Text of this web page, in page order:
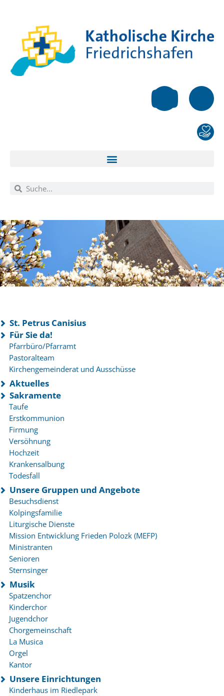
St. Petrus Canisius
Für Sie da!
Pfarrbüro/Pfarramt
Pastoralteam
Kirchengemeinderat und Ausschüsse
Aktuelles
Sakramente
Taufe
Erstkommunion
Firmung
Versöhnung
Hochzeit
Krankensalbung
Todesfall
Unsere Gruppen und Angebote
Besuchsdienst
Kolpingsfamilie
Liturgische Dienste
Mission Entwicklung Frieden Polozk (MEFP)
Ministranten
Senioren
Sternsinger
Musik
Spatzenchor
Kinderchor
Jugendchor
Chorgemeinschaft
La Musica
Orgel
Kantor
Unsere Einrichtungen
Kinderhaus im Riedlepark